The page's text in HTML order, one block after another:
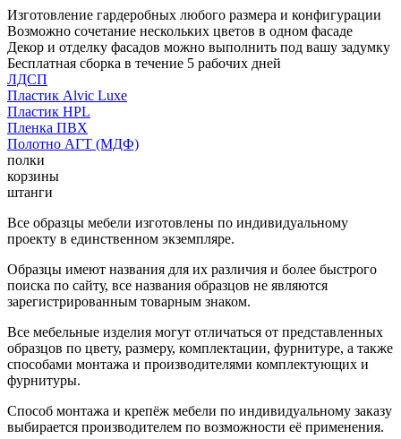
Изготовление гардеробных любого размера и конфигурации
Возможно сочетание нескольких цветов в одном фасаде
Декор и отделку фасадов можно выполнить под вашу задумку
Бесплатная сборка в течение 5 рабочих дней
ЛДСП
Пластик Alvic Luxe
Пластик HPL
Пленка ПВХ
Полотно АГТ (МДФ)
полки
корзины
штанги
Все образцы мебели изготовлены по индивидуальному
проекту в единственном экземпляре.
Образцы имеют названия для их различия и более быстрого
поиска по сайту, все названия образцов не являются
зарегистрированным товарным знаком.
Все мебельные изделия могут отличаться от представленных
образцов по цвету, размеру, комплектации, фурнитуре, а также
способами монтажа и производителями комплектующих и
фурнитуры.
Способ монтажа и крепёж мебели по индивидуальному заказу
выбирается производителем по возможности её применения.